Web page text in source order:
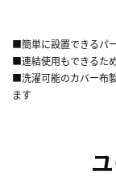
■簡単に設置できるパ
■連結使用もできるた
■洗濯可能のカバー布
ます